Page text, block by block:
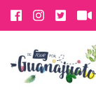
Saltar
al
contenido
(presiona